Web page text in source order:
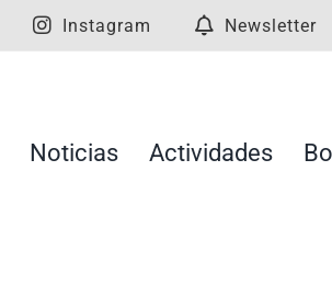
Instagram Newsletter
Noticias Actividades